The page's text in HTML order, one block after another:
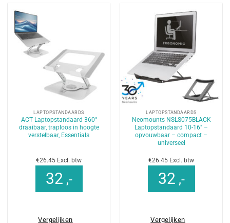
LAPTOPSTANDAARDS
ACT Laptopstandaard 360°
draaibaar, traploos in hoogte
verstelbaar, Essentials
€26.45 Excl. btw
32 ,-
Vergelijken
LAPTOPSTANDAARDS
Neomounts NSLS075BLACK
Laptopstandaard 10-16″ –
opvouwbaar – compact –
universeel
€26.45 Excl. btw
32 ,-
Vergelijken